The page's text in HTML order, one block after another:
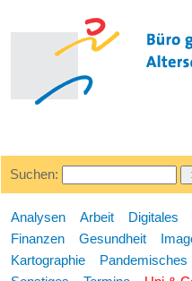
Suchen:
Analysen Arbeit Digitales
Finanzen
Gesundheit
Kartographie
Pandemisches